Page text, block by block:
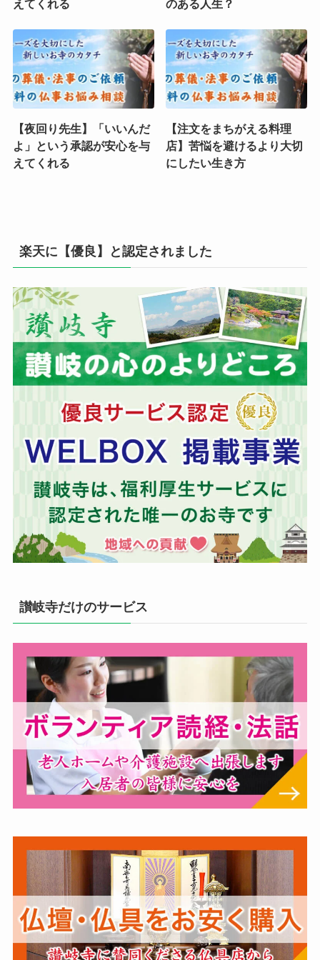
えてくれる のある人生？
【夜回り先生】「いいんだ
よ」という承認が安心を与
えてくれる
【注文をまちがえる料理
店】苦悩を避けるより大切
にしたい生き方
楽天に【優良】と認定されました
讃岐寺だけのサービス